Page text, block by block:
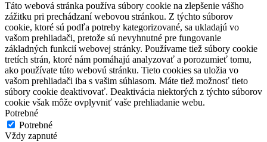
Táto webová stránka používa súbory cookie na zlepšenie vášho
zážitku pri prechádzaní webovou stránkou. Z týchto súborov
cookie, ktoré sú podľa potreby kategorizované, sa ukladajú vo
vašom prehliadači, pretože sú nevyhnutné pre fungovanie
základných funkcií webovej stránky. Používame tiež súbory cookie
tretích strán, ktoré nám pomáhajú analyzovať a porozumieť tomu,
ako používate túto webovú stránku. Tieto cookies sa uložia vo
vašom prehliadači iba s vašim súhlasom. Máte tiež možnosť tieto
súbory cookie deaktivovať. Deaktivácia niektorých z týchto súborov
cookie však môže ovplyvniť vaše prehliadanie webu.
Potrebné
Potrebné
Vždy zapnuté